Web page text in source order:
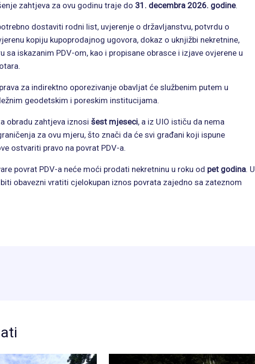
zahtjeva za ovu godinu traje do 31. decembra 2026. godine.
dostaviti rodni list, uvjerenje o državljanstvu, potvrdu o
kopiju kupoprodajnog ugovora, dokaz o uknjižbi nekretnine,
sa iskazanim PDV-om, kao i propisane obrasce i izjave ovjerene u
za indirektno oporezivanje obavljat će službenim putem u
geodetskim i poreskim institucijama.
obradu zahtjeva iznosi šest mjeseci, a iz UIO ističu da nema
za ovu mjeru, što znači da će svi građani koji ispune
ostvariti pravo na povrat PDV-a.
povrat PDV-a neće moći prodati nekretninu u roku od pet godina. U
obavezni vratiti cjelokupan iznos povrata zajedno sa zateznom